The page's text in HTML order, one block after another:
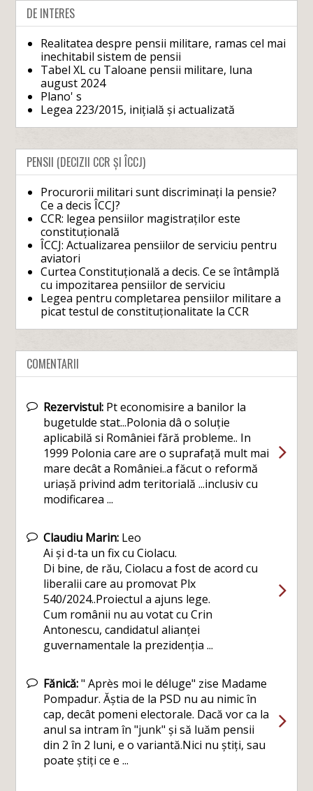
DE INTERES
Realitatea despre pensii militare, ramas cel mai
inechitabil sistem de pensii
Tabel XL cu Taloane pensii militare, luna
august 2024
Plano' s
Legea 223/2015, inițială și actualizată
PENSII (DECIZII CCR ȘI ÎCCJ)
Procurorii militari sunt discriminați la pensie?
Ce a decis ÎCCJ?
CCR: legea pensiilor magistraților este
constituțională
ÎCCJ: Actualizarea pensiilor de serviciu pentru
aviatori
Curtea Constituțională a decis. Ce se întâmplă
cu impozitarea pensiilor de serviciu
Legea pentru completarea pensiilor militare a
picat testul de constituționalitate la CCR
COMENTARII
Rezervistul: Pt economisire a banilor la
bugetulde stat...Polonia dâ o soluție
aplicabilă si României fără probleme.. In
1999 Polonia care are o suprafață mult mai
mare decât a României..a făcut o reformă
uriașă privind adm teritorială ...inclusiv cu
modificarea ...
Claudiu Marin: Leo
Ai și d-ta un fix cu Ciolacu.
Di bine, de rău, Ciolacu a fost de acord cu
liberalii care au promovat Plx
540/2024..Proiectul a ajuns lege.
Cum românii nu au votat cu Crin
Antonescu, candidatul alianței
guvernamentale la prezidenția ...
Fănică:" Après moi le déluge" zise Madame
Pompadur. Ăștia de la PSD nu au nimic în
cap, decât pomeni electorale. Dacă vor ca la
anul sa intram în "junk" și să luăm pensii
din 2 în 2 luni, e o variantă.Nici nu știți, sau
poate știți ce e ...